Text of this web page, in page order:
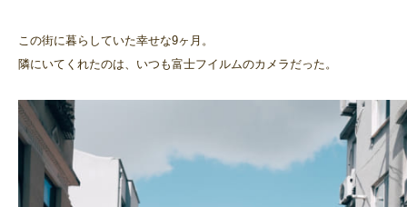
この街に暮らしていた幸せな9ヶ月。
隣にいてくれたのは、いつも富士フイルムのカメラだった。